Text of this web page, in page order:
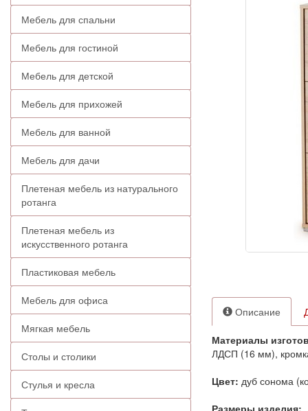
Мебель для спальни
Мебель для гостиной
Мебель для детской
Мебель для прихожей
Мебель для ванной
Мебель для дачи
Плетеная мебель из натурального
ротанга
Плетеная мебель из
искусственного ротанга
Пластиковая мебель
Мебель для офиса
Мягкая мебель
Столы и столики
Стулья и кресла
Описание
Материалы
ЛДСП (16 мм),
Цвет: дуб сонома
Размеры изделия: